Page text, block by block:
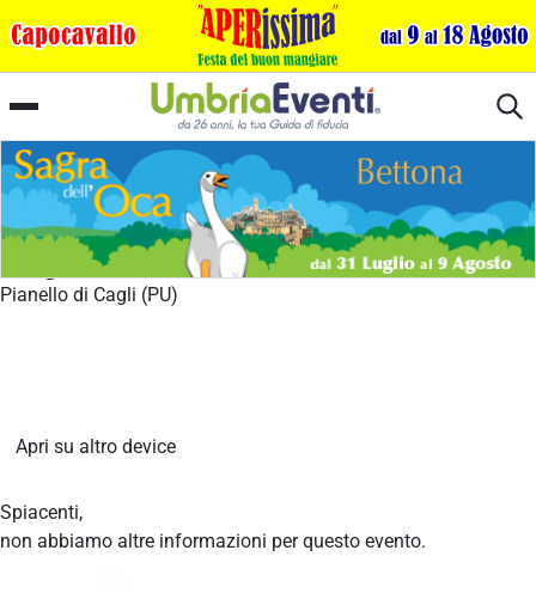
Sagra della Lumaca
Pianello di Cagli (PU)
Apri su altro device
Spiacenti,
non abbiamo altre informazioni per questo evento.